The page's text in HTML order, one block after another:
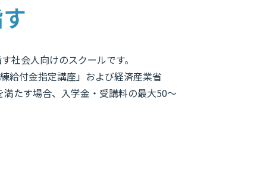
会人向けのスクールです。
給付金指定講座」および経済産業省
たす場合、入学金・受講料の最大50〜